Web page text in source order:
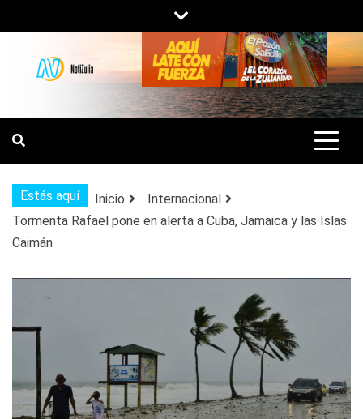
al
contenido
NOTIZULIA
NOTICIAS DEL ZULIA, VENEZUELA Y
DE INTERÉS GENERAL.
Estás aquí Inicio
Internacional
Tormenta Rafael pone en alerta a Cuba, Jamaica y las Islas
Caimán